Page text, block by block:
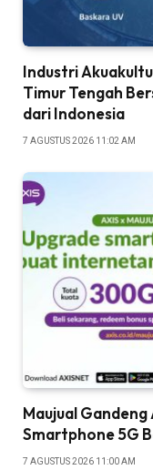
Industri
Timur Tengah
dari Indonesia
7 AGUSTUS 2026 11:02 AM
Maujual
Smartphone 5G
7 AGUSTUS 2026 11:00 AM